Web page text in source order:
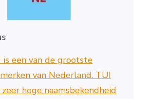
is een van de grootste
van Nederland. TUI
hoge naamsbekendheid